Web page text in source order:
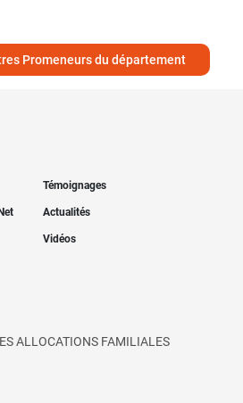
Promeneurs du département
Témoignages
Actualités
Vidéos
ALLOCATIONS FAMILIALES